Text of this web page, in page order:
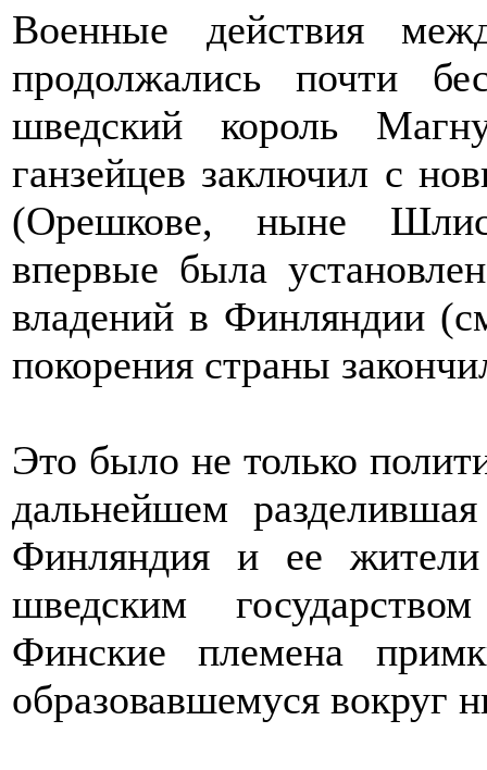
Военные действия
продолжались почти
шведский король
ганзейцев заключил с
(Орешкове, ныне
впервые была
владений в Финляндии
покорения страны
Это было не только
дальнейшем
Финляндия и ее
шведским
Финские племена
образовавшемуся вокруг